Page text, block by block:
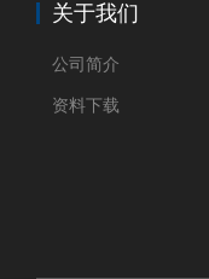
关于我们
公司简介
资料下载